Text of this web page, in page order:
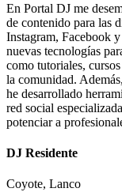
En Portal DJ me
de contenido para las
Instagram, Facebook
nuevas tecnologías
como tutoriales,
la comunidad.
he desarrollado
red social
potenciar a
DJ Residente
Coyote, Lanco